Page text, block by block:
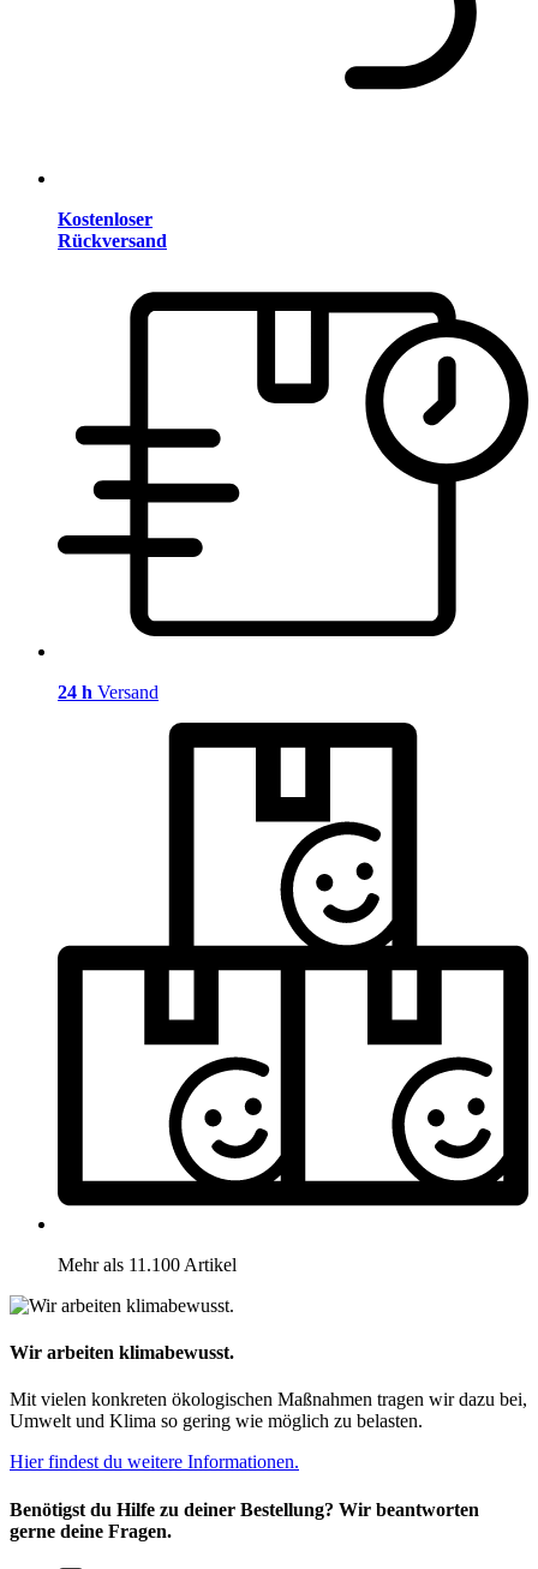
Kostenloser
Rückversand
24 h Versand
Mehr als 11.100 Artikel
Wir arbeiten klimabewusst.
Mit vielen konkreten ökologischen Maßnahmen tragen wir dazu bei,
Umwelt und Klima so gering wie möglich zu belasten.
Hier findest du weitere Informationen.
Benötigst du Hilfe zu deiner Bestellung? Wir beantworten
gerne deine Fragen.